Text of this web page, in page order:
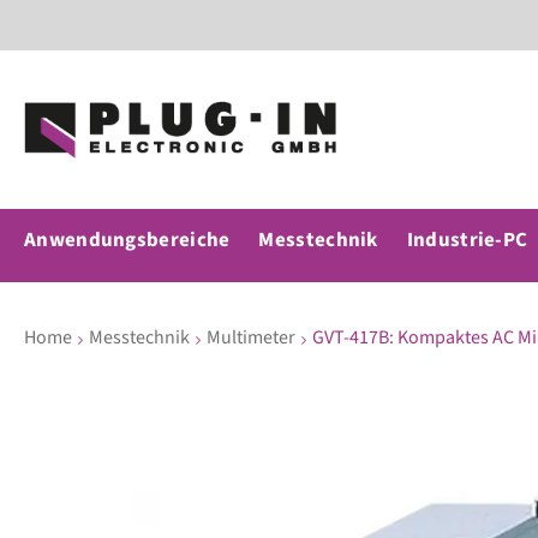
Anwendungsbereiche Messtechnik Industrie-PC
Home Messtechnik Multimeter GVT-417B: Kompaktes AC